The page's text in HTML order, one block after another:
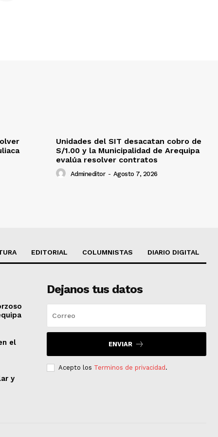
Unidades del SIT desacatan cobro de
S/1.00 y la Municipalidad de Arequipa
evalúa resolver contratos
Admineditor - Agosto 7, 2026
EDITORIAL COLUMNISTAS DIARIO DIGITAL
el
y
Dejanos tus datos
ENVIAR
Acepto los Terminos de privacidad.